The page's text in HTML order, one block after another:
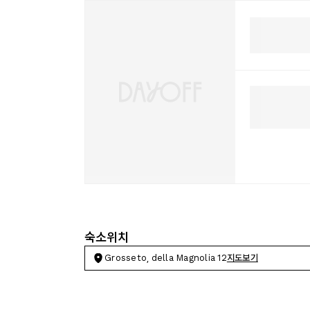
숙소위치
Grosseto, della Magnolia 12지도보기